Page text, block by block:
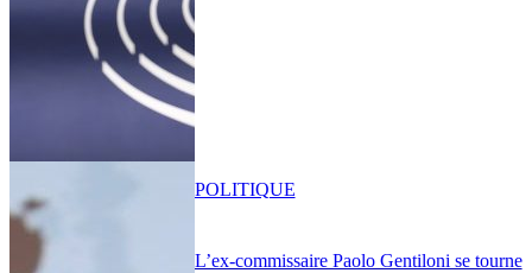
L’ex-commissaire Paolo Gentiloni se tourne
POLITIQUE